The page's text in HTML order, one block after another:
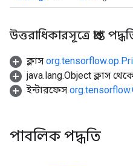
উত্তরাধিকারসূত্রে প্রাপ্ত
ক্লাস
java.lang.Object ক্লাস
ইন্টারফেস
পাবলিক পদ্ধতি